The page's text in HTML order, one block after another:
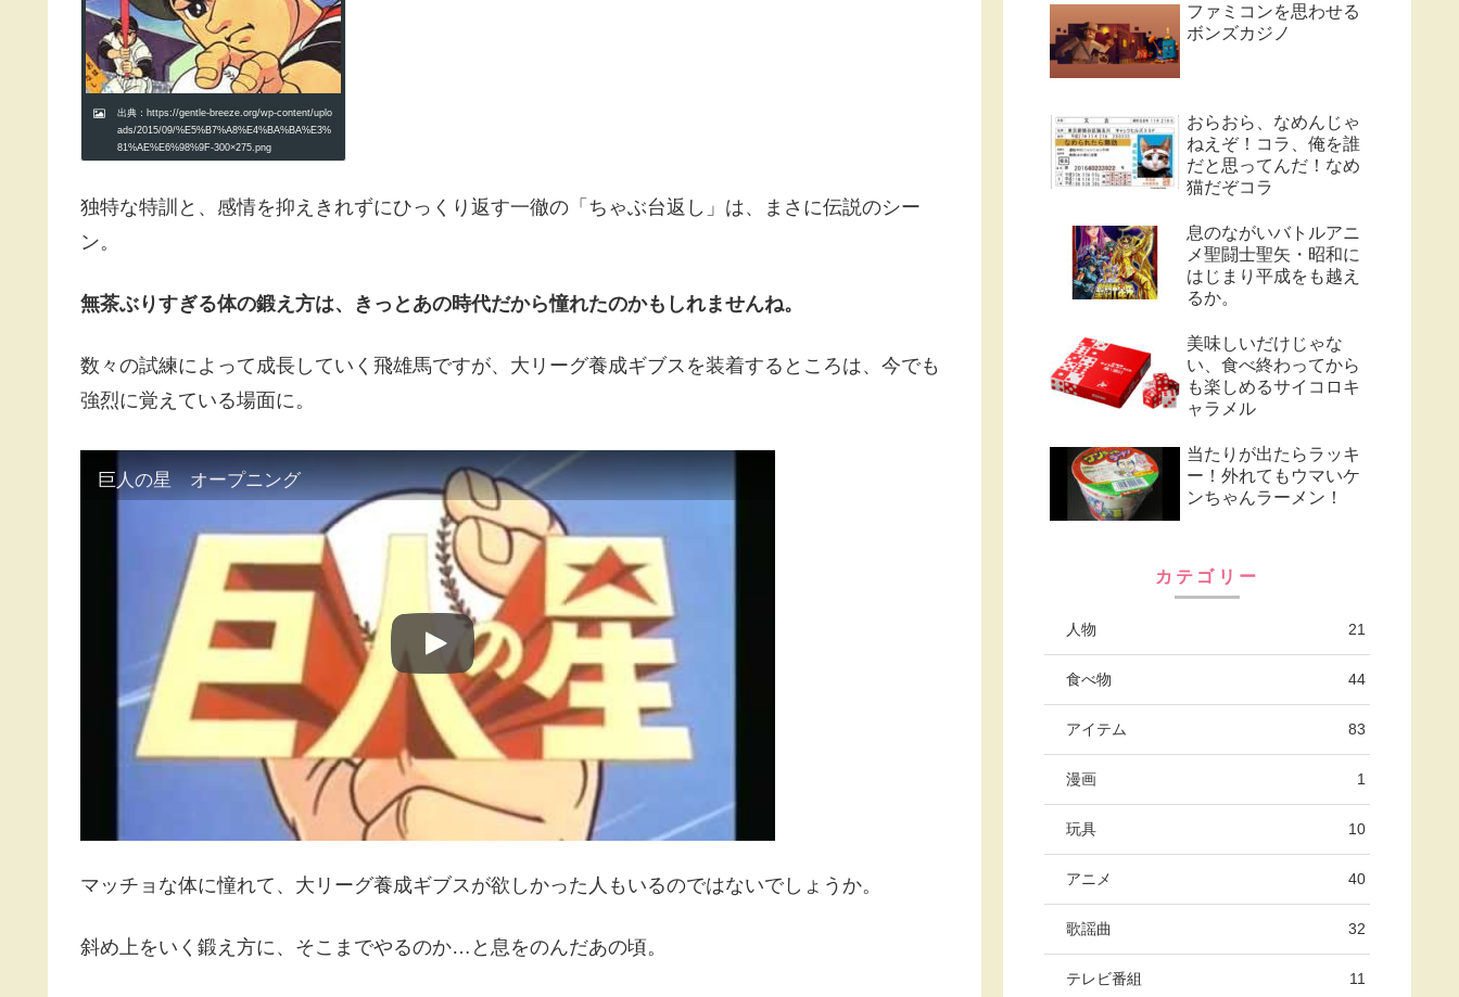
出典：https://gentle-breeze.org/wp-content/uplo
ads/2015/09/%E5%B7%A8%E4%BA%BA%E3%
81%AE%E6%98%9F-300×275.png
独特な特訓と、感情を抑えきれずにひっくり返す一徹の「ちゃぶ台返し」は、まさに伝説のシー
ン。
無茶ぶりすぎる体の鍛え方は、きっとあの時代だから憧れたのかもしれませんね。
数々の試練によって成長していく飛雄馬ですが、大リーグ養成ギブスを装着するところは、今でも
強烈に覚えている場面に。
巨人の星 オープニング
マッチョな体に憧れて、大リーグ養成ギブスが欲しかった人もいるのではないでしょうか。
斜め上をいく鍛え方に、そこまでやるのか…と息をのんだあの頃。
ファミコンを思わせる
ボンズカジノ
おらおら、なめんじゃ
ねえぞ！コラ、俺を誰
だと思ってんだ！なめ
猫だぞコラ
息のながいバトルアニ
メ聖闘士聖矢・昭和に
はじまり平成をも越え
るか。
美味しいだけじゃな
い、食べ終わってから
も楽しめるサイコロキ
ャラメル
当たりが出たらラッキ
ー！外れてもウマいケ
ンちゃんラーメン！
カテゴリー
人物 21
食べ物 44
アイテム 83
漫画 1
玩具 10
アニメ 40
歌謡曲 32
テレビ番組 11